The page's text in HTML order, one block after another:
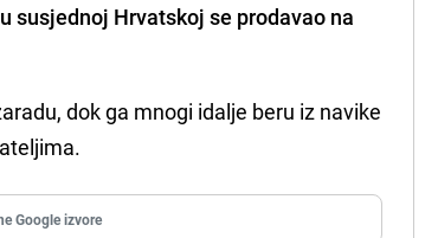
susjednoj Hrvatskoj se prodavao na
dok ga mnogi idalje beru iz navike
Google izvore